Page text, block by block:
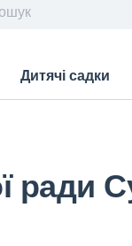
Дитячі садки
ради